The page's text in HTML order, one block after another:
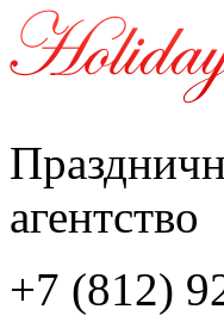
агентство
+7 (812)